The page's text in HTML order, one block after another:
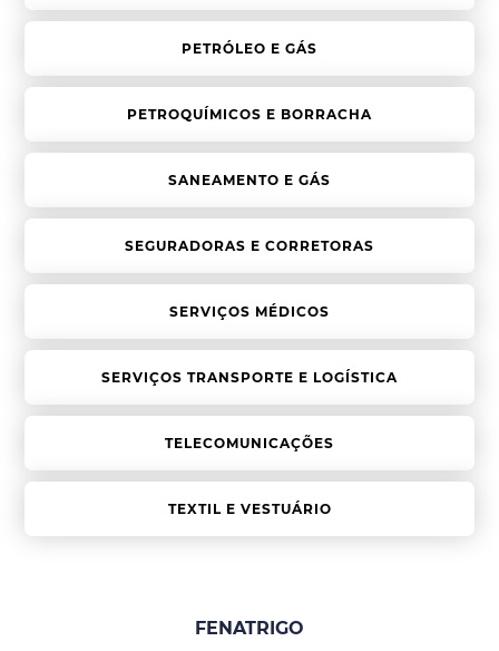
PETRÓLEO E GÁS
PETROQUÍMICOS E BORRACHA
SANEAMENTO E GÁS
SEGURADORAS E CORRETORAS
SERVIÇOS MÉDICOS
SERVIÇOS TRANSPORTE E LOGÍSTICA
TELECOMUNICAÇÕES
TEXTIL E VESTUÁRIO
FENATRIGO